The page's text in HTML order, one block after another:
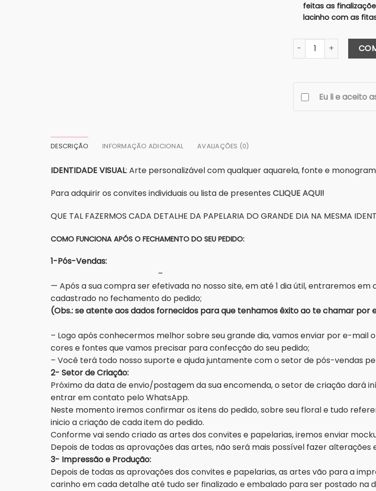
feitas as
lacinho com as
Convite Duas
Eu li e aceito
DESCRIÇÃO INFORMAÇÃO ADICIONAL AVALIAÇÕES (0)
IDENTIDADE VISUAL: Arte personalizável com qualquer aquarela, fonte e
Para adquirir os convites individuais ou lista de presentes CLIQUE AQUI!
QUE TAL FAZERMOS CADA DETALHE DA PAPELARIA DO GRANDE DIA NA MESMA
COMO FUNCIONA APÓS O FECHAMENTO DO SEU PEDIDO:
1-Pós-
–
— Após a sua compra ser efetivada no nosso site, em até 1 dia útil, entraremos
cadastrado no fechamento do pedido;
(Obs.: se atente aos dados fornecidos para que
– Logo após conhecermos melhor sobre seu grande dia, vamos enviar por e-mail
cores e fontes que vamos precisar para confecção do seu pedido;
– Você terá todo nosso suporte e ajuda juntamente com o setor de pós-vendas
2- Setor de Criação:
Próximo da data de envio/postagem da sua encomenda, o setor de criação dará
entrar em contato pelo WhatsApp.
Neste momento iremos confirmar os itens do pedido, sobre seu floral e tudo
inicio a criação de cada item do pedido.
Conforme vai sendo criado as artes dos convites e papelarias, iremos enviar
Depois de todas as aprovações das artes, não será mais possível fazer alterações
3- Impressão e Produção:
Depois de todas as aprovações dos convites e papelarias, as artes vão para a
carinho em cada detalhe até tudo ser finalizado e embalado para ser postado